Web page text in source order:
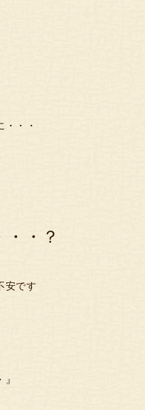
・・・
・？
安です